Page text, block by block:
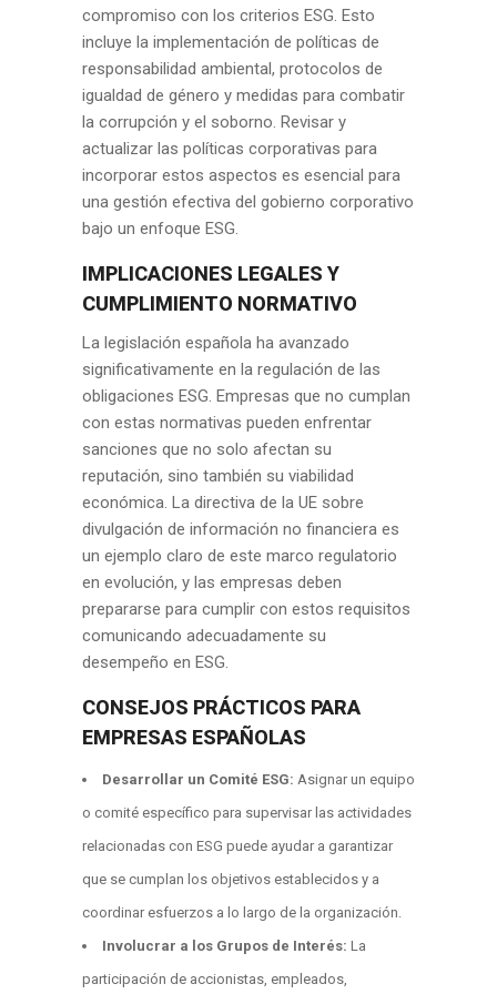
compromiso con los criterios ESG. Esto
incluye la implementación de políticas de
responsabilidad ambiental, protocolos de
igualdad de género y medidas para combatir
la corrupción y el soborno. Revisar y
actualizar las políticas corporativas para
incorporar estos aspectos es esencial para
una gestión efectiva del gobierno corporativo
bajo un enfoque ESG.
IMPLICACIONES LEGALES Y
CUMPLIMIENTO NORMATIVO
La legislación española ha avanzado
significativamente en la regulación de las
obligaciones ESG. Empresas que no cumplan
con estas normativas pueden enfrentar
sanciones que no solo afectan su
reputación, sino también su viabilidad
económica. La directiva de la UE sobre
divulgación de información no financiera es
un ejemplo claro de este marco regulatorio
en evolución, y las empresas deben
prepararse para cumplir con estos requisitos
comunicando adecuadamente su
desempeño en ESG.
CONSEJOS PRÁCTICOS PARA
EMPRESAS ESPAÑOLAS
Desarrollar un Comité ESG: Asignar un equipo
o comité específico para supervisar las actividades
relacionadas con ESG puede ayudar a garantizar
que se cumplan los objetivos establecidos y a
coordinar esfuerzos a lo largo de la organización.
Involucrar a los Grupos de Interés: La
participación de accionistas, empleados,